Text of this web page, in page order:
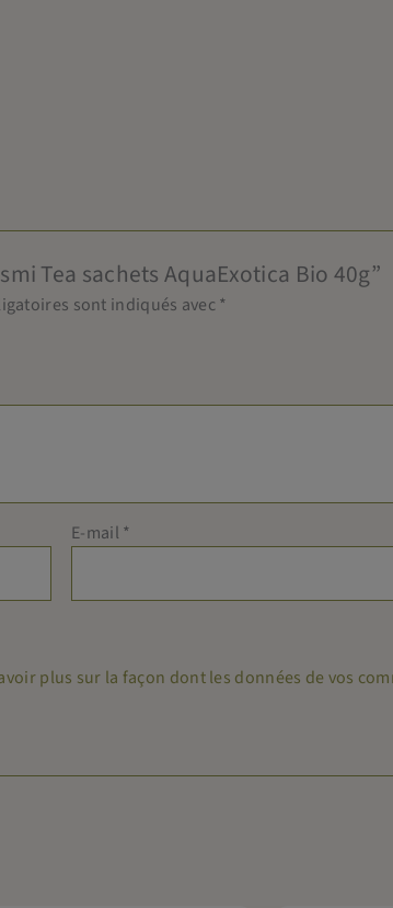
Tea sachets AquaExotica Bio 40g”
sont indiqués avec*
E-mail *
plus sur la façon dont les données de vos